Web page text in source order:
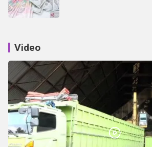
Video